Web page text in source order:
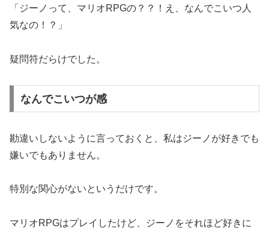
「ジーノって、マリオRPGの？？！え、なんでこいつ人
気なの！？」
疑問符だらけでした。
なんでこいつが感
勘違いしないように言っておくと、私はジーノが好きでも
嫌いでもありません。
特別な関心がないというだけです。
マリオRPGはプレイしたけど、ジーノをそれほど好きに